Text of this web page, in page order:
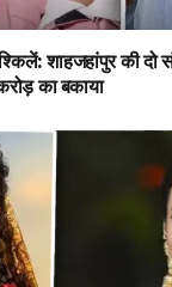
शाहजहांपुर की दो
का बकाया